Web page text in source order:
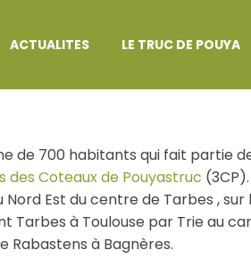
ACTUALITES LE TRUC DE POUYA
de 700 habitants qui fait partie
Coteaux de Pouyastruc (3CP).
Nord Est du centre de Tarbes ,
Tarbes à Toulouse par Trie au
à Bagnères.